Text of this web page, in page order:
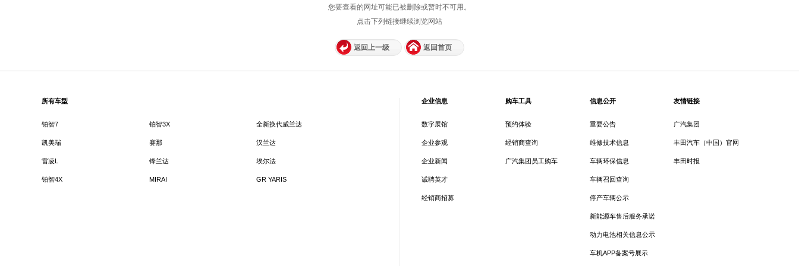
您要查看的网址可能已被删除或暂时不可用。
点击下列链接继续浏览网站
返回上一级 返回首页
所有车型
铂智7 铂智3X 全新换代威兰达
凯美瑞 赛那 汉兰达
雷凌L 锋兰达 埃尔法
铂智4X MIRAI GR YARIS
企业信息
数字展馆
企业参观
企业新闻
诚聘英才
经销商招募
购车工具
预约体验
经销商查询
广汽集团员工购车
信息公开
重要公告
维修技术信息
车辆环保信息
车辆召回查询
停产车辆公示
新能源车售后服务承诺
动力电池相关信息公示
车机APP备案号展示
友情链接
广汽集团
丰田汽车（中国）官网
丰田时报